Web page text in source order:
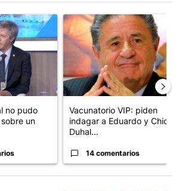
con el título "El Banco Central no
no pudo
un
Un artículo de tendencia con
Vacunatorio VIP: piden
indagar a Eduardo y Chiche
Duhal...
14 comentarios